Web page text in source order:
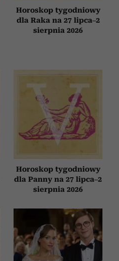
Horoskop tygodniowy
dla Raka na 27 lipca–2
sierpnia 2026
Horoskop tygodniowy
dla Panny na 27 lipca–2
sierpnia 2026